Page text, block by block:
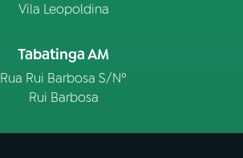
Vila Leopoldina
Tabatinga AM
Rua Rui Barbosa S/Nº
Rui Barbosa